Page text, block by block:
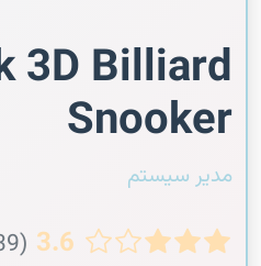
3D Billiard
Snooker
مدیر سیستم
3.6 (139 نظر)